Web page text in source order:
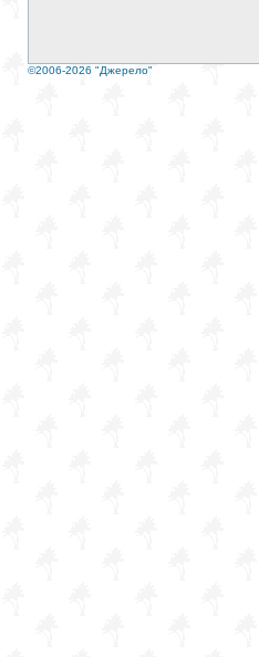
©2006-2026 "Джерело"